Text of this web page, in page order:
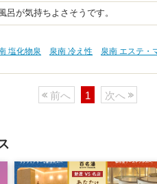
呂が気持ちよさそうです。
塩化物泉 泉南 冷え性 泉南 エステ・
前へ 1 次へ